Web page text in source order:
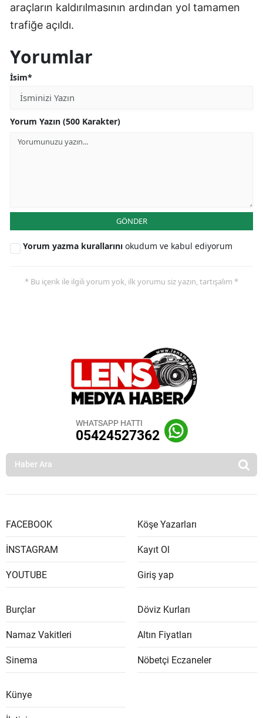
araçların kaldırılmasının ardından yol tamamen
trafiğe açıldı.
Yorumlar
İsim*
Yorum Yazın (500 Karakter)
GÖNDER
Yorum yazma kurallarını okudum ve kabul ediyorum
* Bu içerik ile ilgili yorum yok, ilk yorumu siz yazın, tartışalım *
WHATSAPP HATTI
05424527362
FACEBOOK
İNSTAGRAM
YOUTUBE
Köşe Yazarları
Kayıt Ol
Giriş yap
Burçlar
Namaz Vakitleri
Sinema
Döviz Kurları
Altın Fiyatları
Nöbetçi Eczaneler
Künye